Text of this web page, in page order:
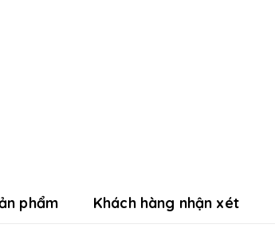
phẩm Khách hàng nhận xét